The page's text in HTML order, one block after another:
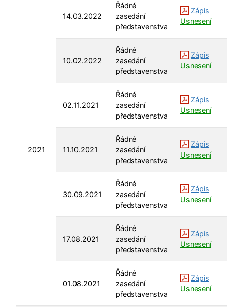
2021
14.03.2022
Řádné
zasedání
představenstva
Zápis
Usnesení
10.02.2022
Řádné
zasedání
představenstva
Zápis
Usnesení
02.11.2021
Řádné
zasedání
představenstva
Zápis
Usnesení
11.10.2021
Řádné
zasedání
představenstva
Zápis
Usnesení
30.09.2021
Řádné
zasedání
představenstva
Zápis
Usnesení
17.08.2021
Řádné
zasedání
představenstva
Zápis
Usnesení
01.08.2021
Řádné
zasedání
představenstva
Zápis
Usnesení